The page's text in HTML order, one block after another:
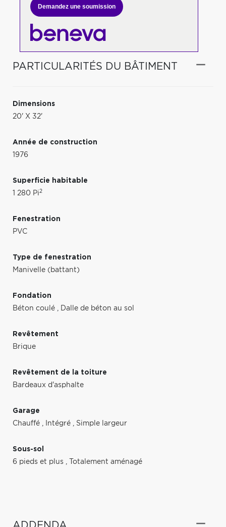
Demandez une soumission
PARTICULARITÉS DU BÂTIMENT
Dimensions
20' X 32'
Année de construction
1976
Superficie habitable
1 280 Pi2
Fenestration
PVC
Type de fenestration
Manivelle (battant)
Fondation
Béton coulé , Dalle de béton au sol
Revêtement
Brique
Revêtement de la toiture
Bardeaux d'asphalte
Garage
Chauffé , Intégré , Simple largeur
Sous-sol
6 pieds et plus , Totalement aménagé